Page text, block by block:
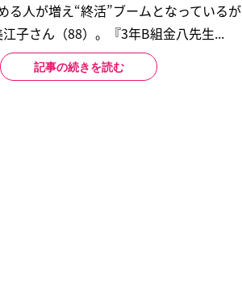
人が増え“終活”ブームとなっている
子さん（88）。『3年B組金八先生...
記事の続きを読む